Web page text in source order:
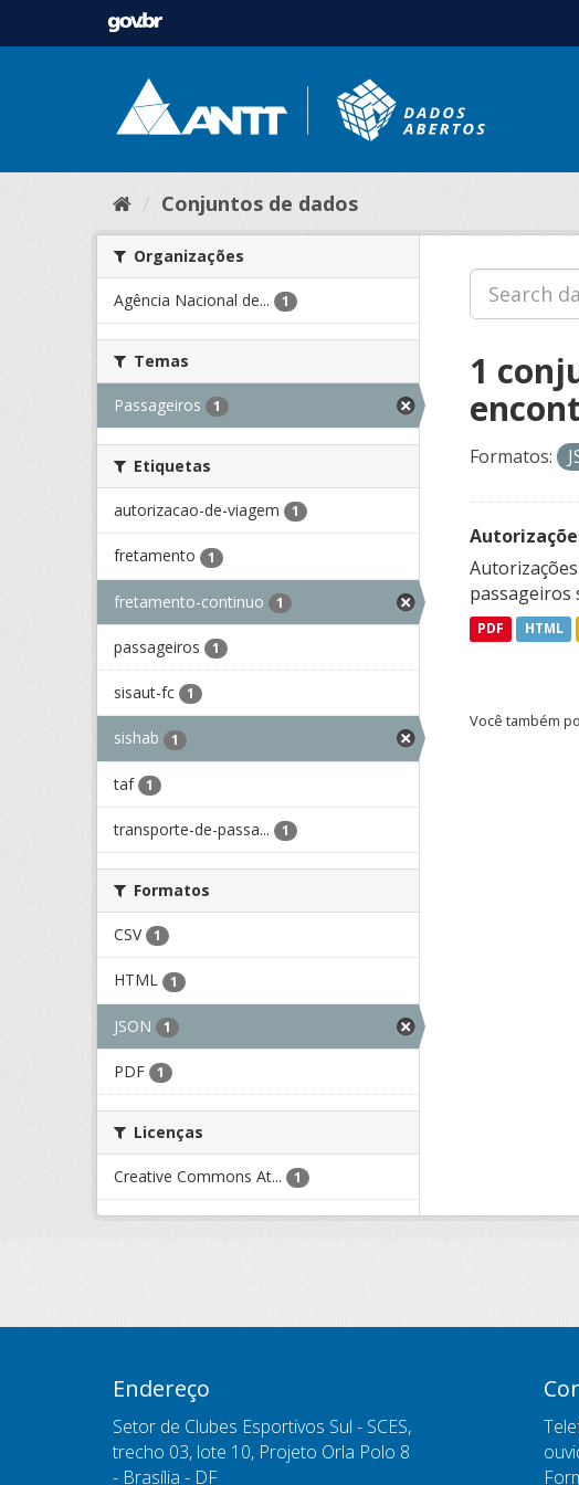
Conjuntos de dados
Organizações
Agência Nacional de... 1
Temas
Passageiros 1
Etiquetas
autorizacao-de-viagem 1
fretamento 1
fretamento-continuo 1
passageiros 1
sisaut-fc 1
sishab 1
taf 1
transporte-de-passa... 1
Formatos
CSV 1
HTML 1
JSON 1
PDF 1
Licenças
Creative Commons At... 1
1
Formatos:
passageiros
PDF HTML
Você também
Endereço
Setor de Clubes Esportivos Sul - SCES,
trecho 03, lote 10, Projeto Orla Polo 8
- Brasília - DF